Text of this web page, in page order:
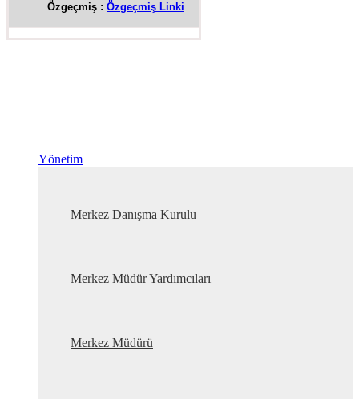
Özgeçmiş : Özgeçmiş Linki
Yönetim
Merkez Danışma Kurulu
Merkez Müdür Yardımcıları
Merkez Müdürü